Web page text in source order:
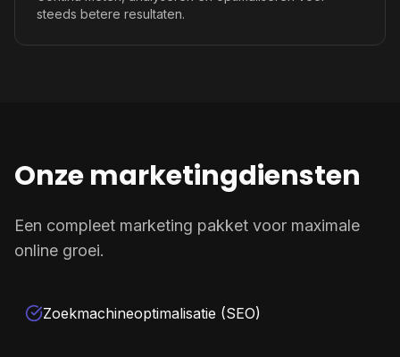
steeds betere resultaten.
Onze marketingdiensten
Een compleet marketing pakket voor maximale
online groei.
Zoekmachineoptimalisatie (SEO)